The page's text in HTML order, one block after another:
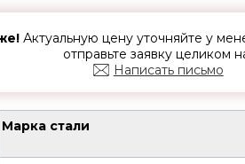
Актуальную цену уточняйте у
отправьте заявку целиком
Написать письмо
Марка стали